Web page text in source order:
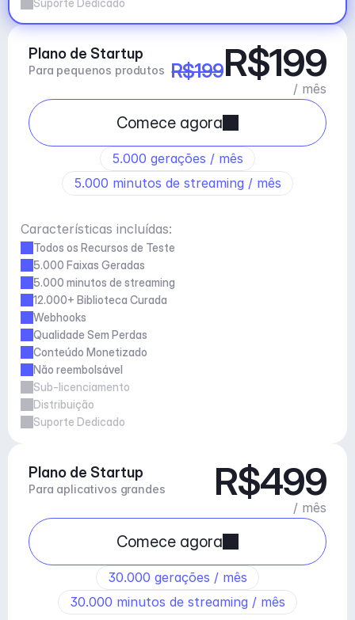
Plano de Startup
Para pequenos produtos R$199R$199
/ mês
Comece agora
5.000 gerações / mês
5.000 minutos de streaming / mês
Características incluídas:
Todos os Recursos de Teste
5.000 Faixas Geradas
5.000 minutos de streaming
12.000+ Biblioteca Curada
Webhooks
Qualidade Sem Perdas
Conteúdo Monetizado
Não reembolsável
Sub-licenciamento
Distribuição
Suporte Dedicado
Plano de Startup
Para aplicativos grandes R$499
/ mês
Comece agora
30.000 gerações / mês
30.000 minutos de streaming / mês